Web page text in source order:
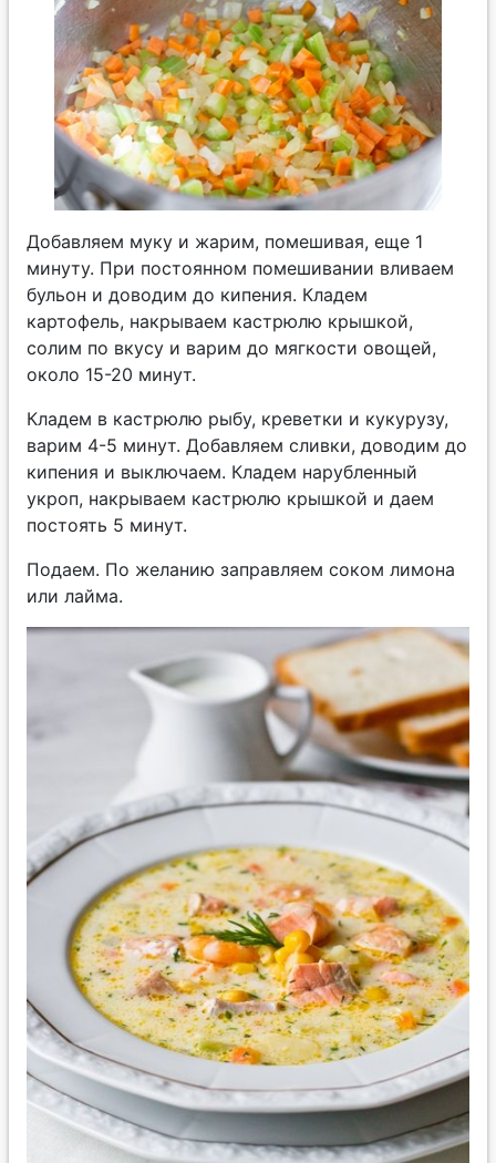
Добавляем муку и жарим, помешивая, еще 1
минуту. При постоянном помешивании вливаем
бульон и доводим до кипения. Кладем
картофель, накрываем кастрюлю крышкой,
солим по вкусу и варим до мягкости овощей,
около 15-20 минут.
Кладем в кастрюлю рыбу, креветки и кукурузу,
варим 4-5 минут. Добавляем сливки, доводим до
кипения и выключаем. Кладем нарубленный
укроп, накрываем кастрюлю крышкой и даем
постоять 5 минут.
Подаем. По желанию заправляем соком лимона
или лайма.